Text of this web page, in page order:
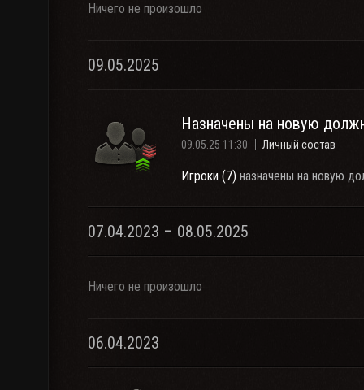
Ничего не произошло
09.05.2025
Назначены на новую
09.05.25 11:30 Личный состав
Игроки (7) назначены на новую
07.04.2023 – 08.05.2025
Ничего не произошло
06.04.2023